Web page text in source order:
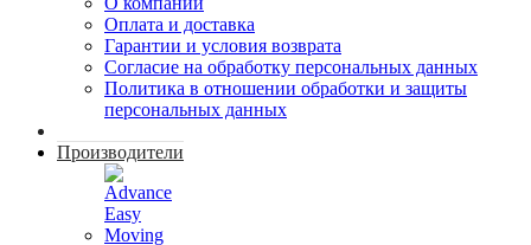
Оплата и доставка
Гарантии и условия возврата
Согласие на обработку персональных данных
Политика в отношении обработки и защиты
персональных данных
Производители